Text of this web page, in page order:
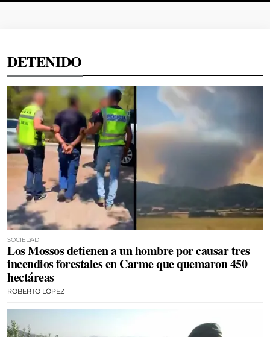
DETENIDO
SOCIEDAD
Los Mossos detienen a un hombre por causar tres
incendios forestales en Carme que quemaron 450
hectáreas
ROBERTO LÓPEZ